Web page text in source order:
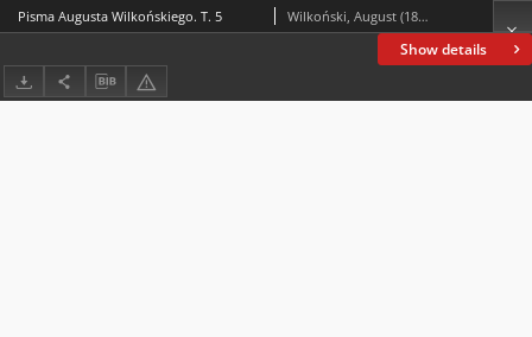
Show details
Pisma Augusta Wilkońskiego. T. 5 Wilkoński, August (1805-1852)